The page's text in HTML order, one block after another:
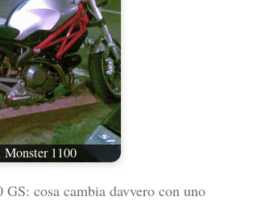
1100
cosa cambia davvero con uno